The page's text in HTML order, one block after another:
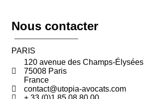
Nous contacter
PARIS
120 avenue des Champs-Élysées
75008 Paris
France
contact@utopia-avocats.com